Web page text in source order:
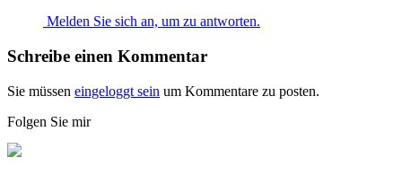
Melden Sie sich an, um zu antworten.
Schreibe einen Kommentar
Sie müssen eingeloggt sein um Kommentare zu posten.
Folgen Sie mir